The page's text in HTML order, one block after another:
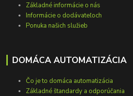
Základné informácie o nás
Informácie o dodávateľoch
Ponuka našich služieb
DOMÁCA AUTOMATIZÁCIA
Čo je to domáca automatizácia
Základné štandardy a odporúčania